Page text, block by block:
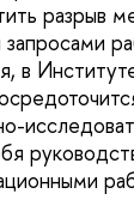
разрыв
в